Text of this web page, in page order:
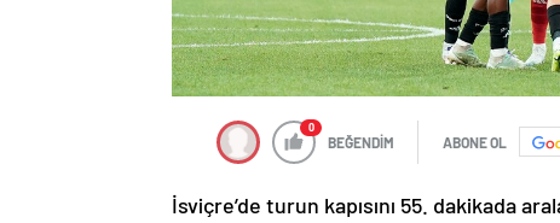
0
BEĞENDİM ABONE OL
İsviçre’de turun kapısını 55. dakikada